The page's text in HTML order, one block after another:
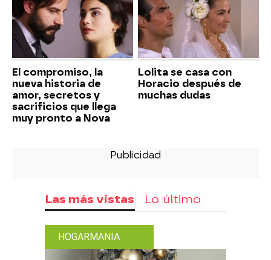
El compromiso, la
nueva historia de
amor, secretos y
sacrificios que llega
muy pronto a Nova
Lolita se casa con
Horacio después de
muchas dudas
Las más vistas Lo último
HOGARMANIA